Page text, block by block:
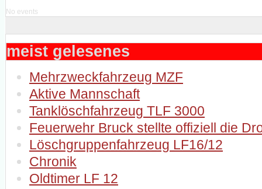
No events
meist gelesenes
Mehrzweckfahrzeug MZF
Aktive Mannschaft
Tanklöschfahrzeug TLF 3000
Feuerwehr Bruck stellte offiziell die
Löschgruppenfahrzeug LF16/12
Chronik
Oldtimer LF 12